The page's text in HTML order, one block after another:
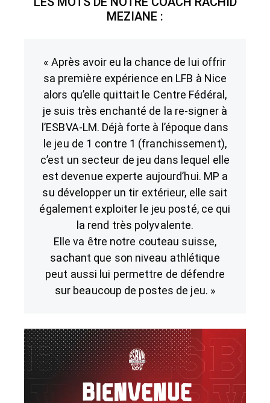
MEZIANE :
« Après avoir eu la chance de lui offrir
sa première expérience en LFB à Nice
alors qu’elle quittait le Centre Fédéral,
je suis très enchanté de la re-signer à
l’ESBVA-LM. Déjà forte à l’époque dans
le jeu de 1 contre 1 (franchissement),
c’est un secteur de jeu dans lequel elle
est devenue experte aujourd’hui. MP a
su développer un tir extérieur, elle sait
également exploiter le jeu posté, ce qui
la rend très polyvalente.
Elle va être notre couteau suisse,
sachant que son niveau athlétique
peut aussi lui permettre de défendre
sur beaucoup de postes de jeu. »
Lecteur
vidéo